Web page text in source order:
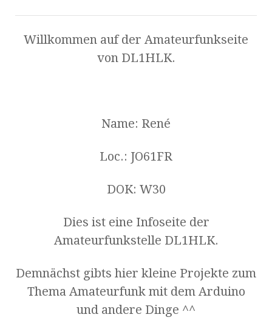
Willkommen auf der Amateurfunkseite
von DL1HLK.
Name: René
Loc.: JO61FR
DOK: W30
Dies ist eine Infoseite der
Amateurfunkstelle DL1HLK.
Demnächst gibts hier kleine Projekte zum
Thema Amateurfunk mit dem Arduino
und andere Dinge ^^